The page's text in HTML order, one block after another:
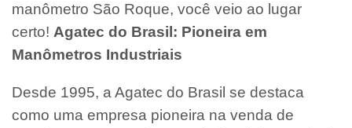
manômetro São Roque, você veio ao lugar
certo! Agatec do Brasil: Pioneira em
Manômetros Industriais
Desde 1995, a Agatec do Brasil se destaca
como uma empresa pioneira na venda de